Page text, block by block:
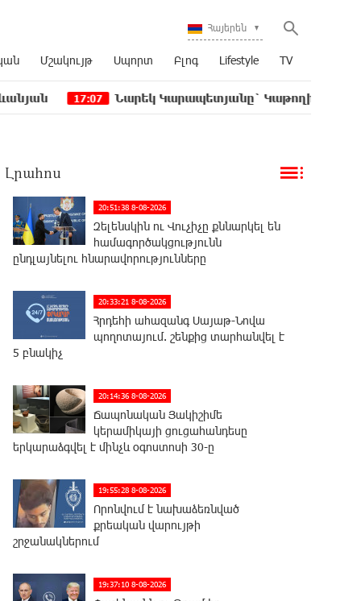
Հայերեն
Մշակույթ Սպորտ Բլոգ Lifestyle TV
Նարեկ Կարապետյանը` Կաթողիկոսին հեռացնել
Լրահոս
20:51:38 8-08-2026
Զելենսկին ու Վուչիչը քննարկել են
համագործակցությունն
ընդլայնելու հնարավորությունները
20:33:21 8-08-2026
Հրդեհի ահազանգ Սայաթ-Նովա
պողոտայում. շենքից տարհանվել է
5 բնակիչ
20:14:36 8-08-2026
Ճապոնական Յակիշիմե
կերամիկայի ցուցահանդեսը
երկարաձգվել է մինչև օգոստոսի 30-ը
19:55:28 8-08-2026
Որոնվում է նախաձեռնված
քրեական վարույթի
շրջանակներում
19:37:10 8-08-2026